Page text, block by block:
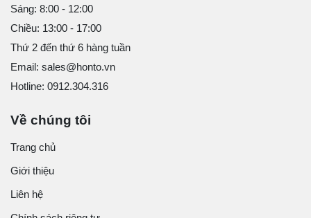
Sáng: 8:00 - 12:00
Chiều: 13:00 - 17:00
Thứ 2 đến thứ 6 hàng tuần
Email: sales@honto.vn
Hotline: 0912.304.316
Về chúng tôi
Trang chủ
Giới thiệu
Liên hệ